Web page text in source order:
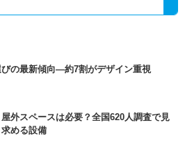
の最新傾向―約7割がデザイン重視
外スペースは必要？全国620人調査で見
める設備